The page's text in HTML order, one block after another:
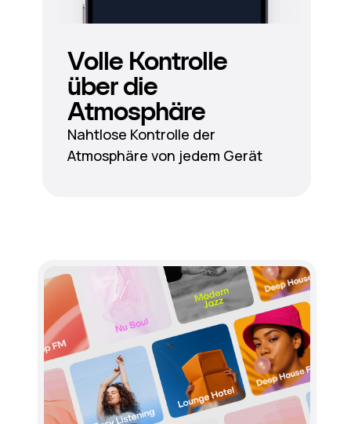
Volle Kontrolle
über die
Atmosphäre
Nahtlose Kontrolle der
Atmosphäre von jedem Gerät